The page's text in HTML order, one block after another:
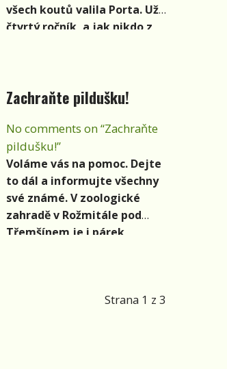
všech koutů valila Porta. Už
čtvrtý ročník, a jak nikdo z
muzikantů, trampských
týpků.
Zachraňte pildušku!
No comments on “Zachraňte
pildušku!”
Voláme vás na pomoc. Dejte
to dál a informujte všechny
své známé. V zoologické
zahradě v Rožmitále pod
Třemšínem je i párek
Strana 1 z 3